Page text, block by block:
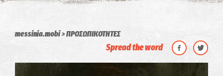
messinia.mobi ΠΡΟΣΩΠΙΚΟΤΗΤΕΣ
Spread the word